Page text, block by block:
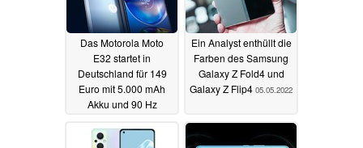
Das Motorola Moto
E32 startet in
Deutschland für 149
Euro mit 5.000 mAh
Akku und 90 Hz
Ein Analyst enthüllt die
Farben des Samsung
Galaxy Z Fold4 und
Galaxy Z Flip4 05.05.2022